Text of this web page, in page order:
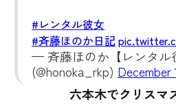
#レンタル彼女
#斉藤ほのか日記
— 斉藤ほのか【レンタル
(@honoka_rkp) December
六本木でクリスマ